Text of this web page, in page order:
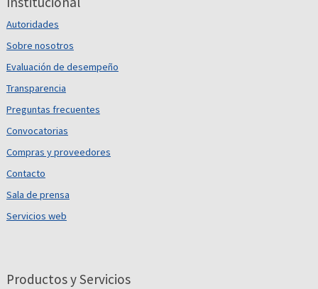
Autoridades
Sobre nosotros
Evaluación de desempeño
Transparencia
Preguntas frecuentes
Convocatorias
Compras y proveedores
Contacto
Sala de prensa
Servicios web
Productos y Servicios